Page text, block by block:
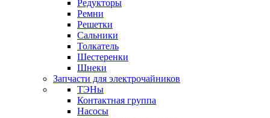
Редукторы
Ремни
Решетки
Сальники
Толкатель
Шестеренки
Шнеки
Запчасти для электрочайников
ТЭНы
Контактная группа
Насосы